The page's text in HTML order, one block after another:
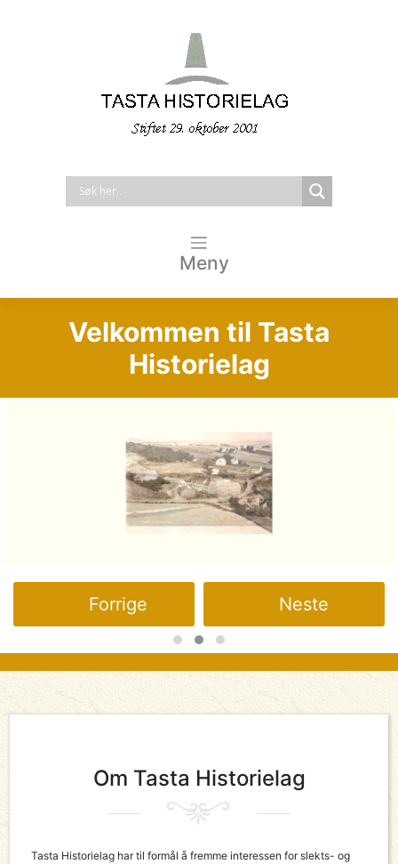
Meny
Velkommen til Tasta
Historielag
Forrige Neste
Om Tasta Historielag
Tasta Historielag har til formål å fremme interessen for slekts- og